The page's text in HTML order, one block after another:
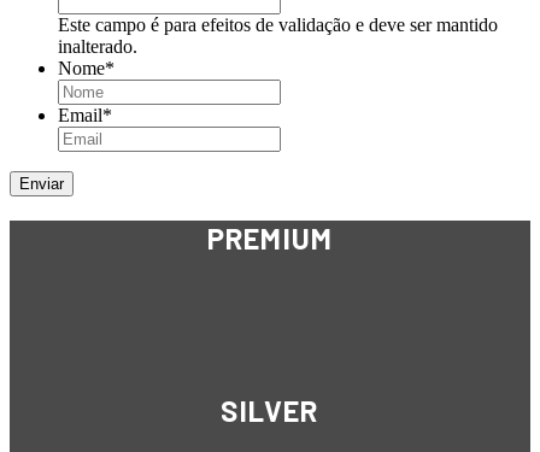
Este campo é para efeitos de validação e deve ser mantido
inalterado.
Nome*
Email*
PREMIUM
SILVER